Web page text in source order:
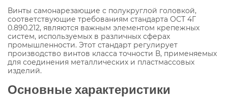
Винты самонарезающие с полукруглой головкой,
соответствующие требованиям стандарта ОСТ 4Г
0.890.212, являются важным элементом крепежных
систем, используемых в различных сферах
промышленности. Этот стандарт регулирует
производство винтов класса точности В, применяемых
для соединения металлических и пластмассовых
изделий.
Основные характеристики